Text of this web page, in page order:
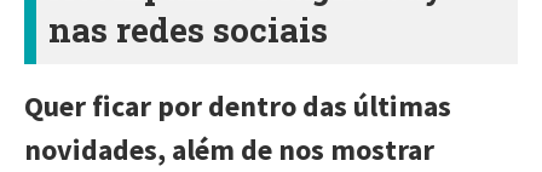
nas redes sociais
Quer ficar por dentro das últimas
novidades, além de nos mostrar